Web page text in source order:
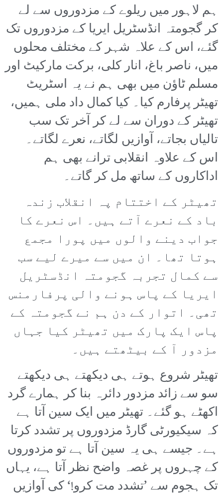
ہم لاہور میں ریلوے کے مزدوروں سے لے
کر گجومتہ انڈسٹریل ایریا کے مزدوروں تک
گئے، اس کے علاہ شہر کے مختلف محلوں
میں، ناصر باغ، انار کلی، برکت مارکیٹ اور
مسلم ٹاؤن میں بھی ہم نے یہ اسٹریٹ
تھیٹر پرفارم کیا۔ کیا کمال داد ملی ہمیں،
تھیٹر کے دوران سے لے کر آخر تک سب
تالیاں بجاتے، آوازیں لگاتے، نعرے لگاتے۔
اس کے علاوہ انقلابی ترانے بھی ہم
اداکاروں کے ساتھ مل کر گاتے۔
تھیٹر کے اختتام پہ انقلاب زندہ
باد کے نعرے آتے ہیں۔ اس نعرے کا
جواب دینے والوں میں پورا مجمع
ہوتا تھا۔ ان میں سے میرے لیے سب
سے کمال تجربہ گجومتہ انڈسٹریل
ایریا کے پاس ہونے والی پرفارمنس
تھی۔ اتوار کے دن ہم نے گجومتہ کے
پاس ایک پارک میں تھیٹر کیا جہاں
مزدور آ کے بیٹھتے ہیں۔
تھیٹر شروع ہوتے ہی دیکھتے ہی دیکھتے
سو سے زائد مزدور دائرہ بنا کر ہمارے گرد
اکھٹے ہو گئے۔ تھیٹر میں ایک سین آتا ہے
کہ سیکیورٹی گارڈ مزدوروں پر تشدد کرتا
ہے۔ جیسے ہی یہ سین آتا ہے تو مزدوروں
کے چہروں پر غصہ واضح نظر آتا ہے، یہاں
تک ہجوم سے ’تشدد مت کرو!‘ کی آوازیں